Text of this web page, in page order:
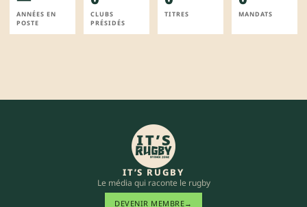
ANNÉES EN
POSTE
CLUBS
PRÉSIDÉS
TITRES MANDATS
IT’S RUGBY
Le média qui raconte le rugby
DEVENIR MEMBRE→